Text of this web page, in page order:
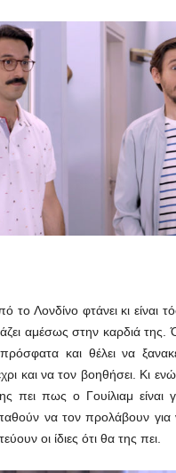
το Λονδίνο φτάνει κι είναι
αμέσως στην καρδιά της.
και θέλει να
και να τον βοηθήσει. Κι
πει πως ο Γουίλιαμ είναι
να τον προλάβουν για
οι ίδιες ότι θα της πει.